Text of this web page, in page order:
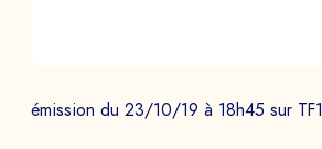
émission du 23/10/19 à 18h45 sur TF1